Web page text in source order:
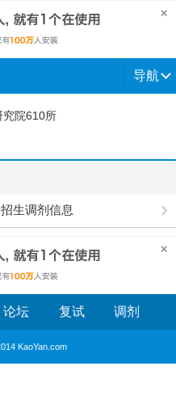
导航
生调剂信息
论坛 复试 调剂
KaoYan.com